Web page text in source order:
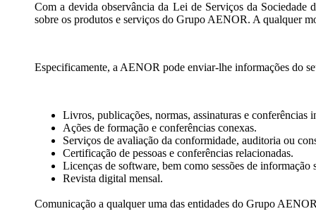
Com a devida observância da Lei de Serviços da
sobre os produtos e serviços do Grupo AENOR. A qualquer
Especificamente, a AENOR pode enviar-lhe informações do
Livros, publicações, normas, assinaturas e conferências
Ações de formação e conferências conexas.
Serviços de avaliação da conformidade, auditoria ou
Certificação de pessoas e conferências relacionadas.
Licenças de software, bem como sessões de informação
Revista digital mensal.
Comunicação a qualquer uma das entidades do Grupo